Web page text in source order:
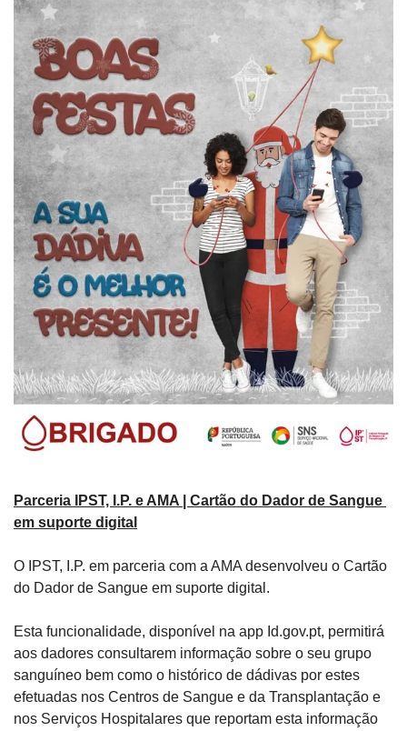
Parceria IPST, I.P. e AMA | Cartão do Dador de Sangue
em suporte digital
O IPST, I.P. em parceria com a AMA desenvolveu o Cartão
do Dador de Sangue em suporte digital.
Esta funcionalidade, disponível na app Id.gov.pt, permitirá
aos dadores consultarem informação sobre o seu grupo
sanguíneo bem como o histórico de dádivas por estes
efetuadas nos Centros de Sangue e da Transplantação e
nos Serviços Hospitalares que reportam esta informação